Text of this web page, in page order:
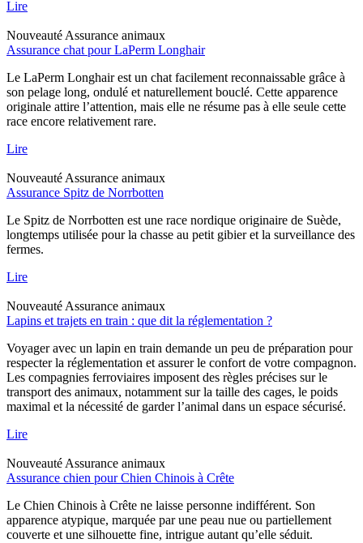
Lire
Nouveauté Assurance animaux
Assurance chat pour LaPerm Longhair
Le LaPerm Longhair est un chat facilement reconnaissable grâce à
son pelage long, ondulé et naturellement bouclé. Cette apparence
originale attire l’attention, mais elle ne résume pas à elle seule cette
race encore relativement rare.
Lire
Nouveauté Assurance animaux
Assurance Spitz de Norrbotten
Le Spitz de Norrbotten est une race nordique originaire de Suède,
longtemps utilisée pour la chasse au petit gibier et la surveillance des
fermes.
Lire
Nouveauté Assurance animaux
Lapins et trajets en train : que dit la réglementation ?
Voyager avec un lapin en train demande un peu de préparation pour
respecter la réglementation et assurer le confort de votre compagnon.
Les compagnies ferroviaires imposent des règles précises sur le
transport des animaux, notamment sur la taille des cages, le poids
maximal et la nécessité de garder l’animal dans un espace sécurisé.
Lire
Nouveauté Assurance animaux
Assurance chien pour Chien Chinois à Crête
Le Chien Chinois à Crête ne laisse personne indifférent. Son
apparence atypique, marquée par une peau nue ou partiellement
couverte et une silhouette fine, intrigue autant qu’elle séduit.